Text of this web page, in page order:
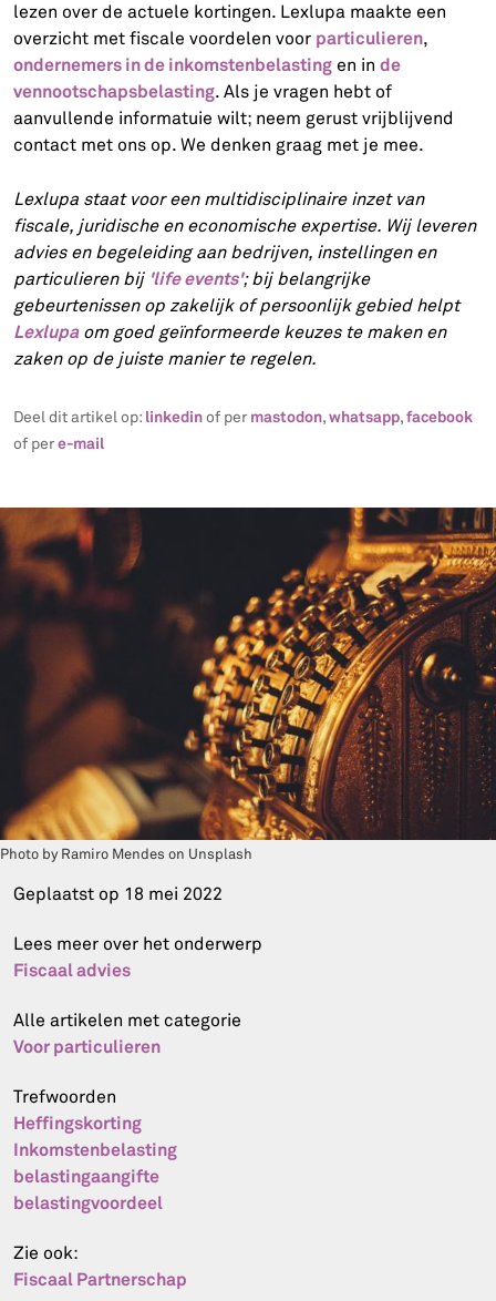
lezen over de actuele kortingen. Lexlupa maakte een
overzicht met fiscale voordelen voor particulieren,
ondernemers in de inkomstenbelasting en inde
vennootschapsbelasting. Als je vragen hebt of
aanvullende informatuie wilt; neem gerust vrijblijvend
contact met ons op. We denken graag met je mee.
Lexlupa staat voor een multidisciplinaire inzet van
fiscale, juridische en economische expertise. Wij leveren
advies en begeleiding aan bedrijven, instellingen en
particulieren bij 'life events'; bij belangrijke
gebeurtenissen op zakelijk of persoonlijk gebied helpt
Lexlupaom goed geïnformeerde keuzes te maken en
zaken op de juiste manier te regelen.
Deel dit artikel op: linkedinof per mastodon,whatsapp,facebook
of pere-mail
Photo by Ramiro Mendes on Unsplash
Geplaatst op 18 mei 2022
Lees meer over het onderwerp
Fiscaal advies
Alle artikelen met categorie
Voor particulieren
Trefwoorden
Heffingskorting
Inkomstenbelasting
belastingaangifte
belastingvoordeel
Zie ook:
Fiscaal Partnerschap